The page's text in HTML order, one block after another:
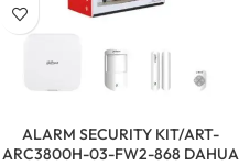
ALARM SECURITY KIT/ART-
ARC3800H-03-FW2-868 DAHUA